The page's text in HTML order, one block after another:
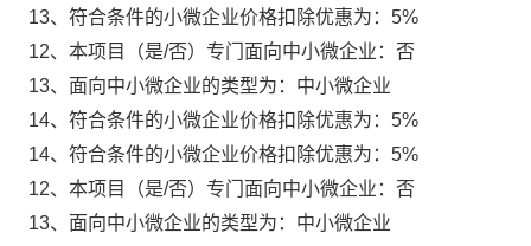
13、符合条件的小微企业价格扣除优惠为： 5%
12、本项目（是/否）专门面向中小微企业： 否
13、面向中小微企业的类型为： 中小微企业
14、符合条件的小微企业价格扣除优惠为： 5%
14、符合条件的小微企业价格扣除优惠为： 5%
12、本项目（是/否）专门面向中小微企业： 否
13、面向中小微企业的类型为： 中小微企业